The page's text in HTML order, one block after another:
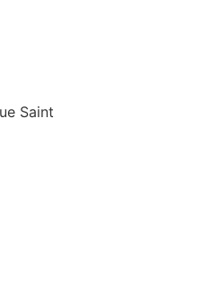
Saint